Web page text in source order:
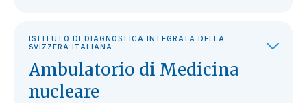
ISTITUTO DI DIAGNOSTICA INTEGRATA DELLA
SVIZZERA ITALIANA
Ambulatorio di Medicina
nucleare